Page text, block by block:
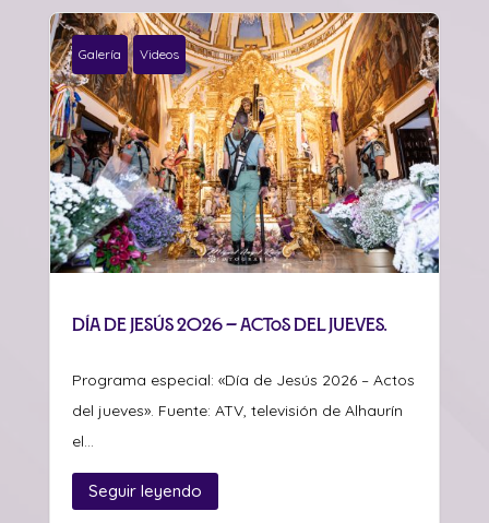
Galería Videos
Día de Jesús 2026 – Actos del jueves.
Programa especial: «Día de Jesús 2026 – Actos
del jueves». Fuente: ATV, televisión de Alhaurín
el...
Seguir leyendo